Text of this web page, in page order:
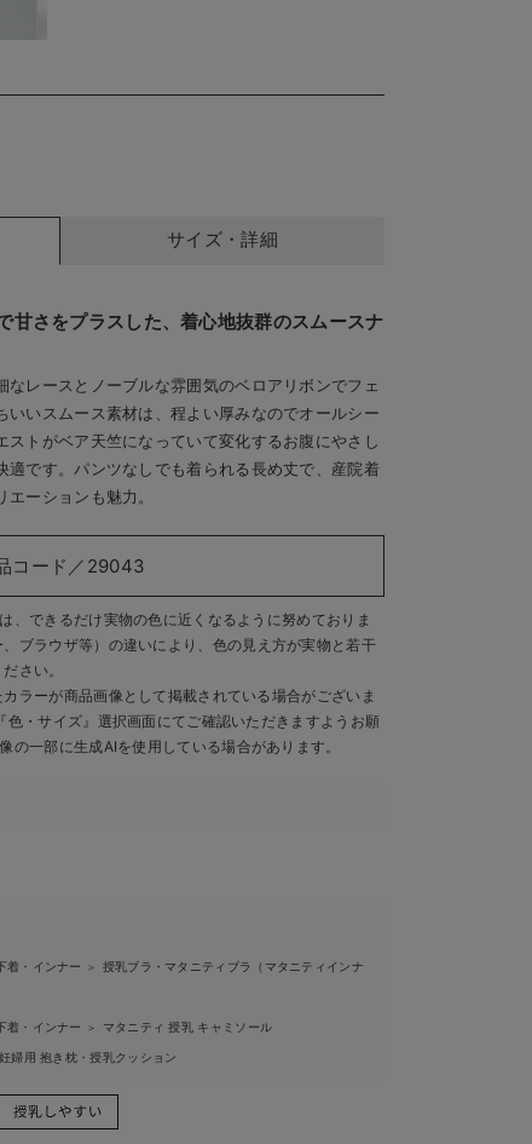
ジェ
【出
サイズ・詳細
甘さをプラスした、着心地抜群のスムースナ
なレースとノーブルな雰囲気のベロアリボンでフェ
いいスムース素材は、程よい厚みなのでオールシー
ストがベア天竺になっていて変化するお腹にやさし
適です。パンツなしでも着られる長め丈で、産院着
ーションも魅力。
コード／29043
、できるだけ実物の色に近くなるように努めておりま
ブラウザ等）の違いにより、色の見え方が実物と若干
さい。
ラーが商品画像として掲載されている場合がございま
・サイズ』選択画面にてご確認いただきますようお願
の一部に生成AIを使用している場合があります。
着・インナー ＞ 授乳ブラ・マタニティブラ（マタニティインナ
着・インナー ＞ マタニティ 授乳 キャミソール
妊婦用 抱き枕・授乳クッション